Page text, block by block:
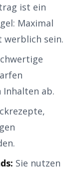
ist ein
Maximal
werblich sein.
Inhalten ab.
Sie nutzen